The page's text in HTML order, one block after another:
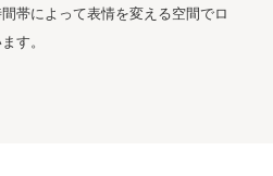
帯によって表情を変える空間でロ
す。